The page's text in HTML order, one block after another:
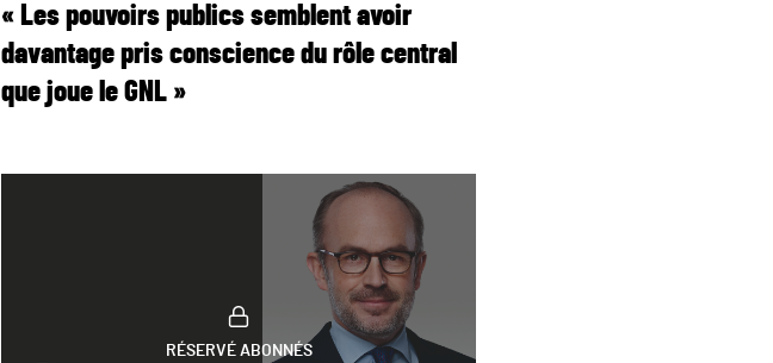
« Les pouvoirs publics semblent avoir
davantage pris conscience du rôle central
que joue le GNL »
RÉSERVÉ ABONNÉS